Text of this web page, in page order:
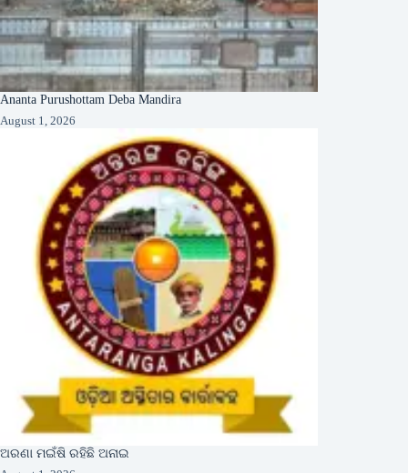
Ananta Purushottam Deba Mandira
August 1, 2026
ଅରଣା ମଇଁଷି ରହିଛି ଅନାଇ